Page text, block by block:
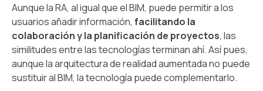
Aunque la RA, al igual que el BIM, puede permitir a los
usuarios añadir información, facilitando la
colaboración y la planificación de proyectos, las
similitudes entre las tecnologías terminan ahí. Así pues,
aunque la arquitectura de realidad aumentada no puede
sustituir al BIM, la tecnología puede complementarlo.